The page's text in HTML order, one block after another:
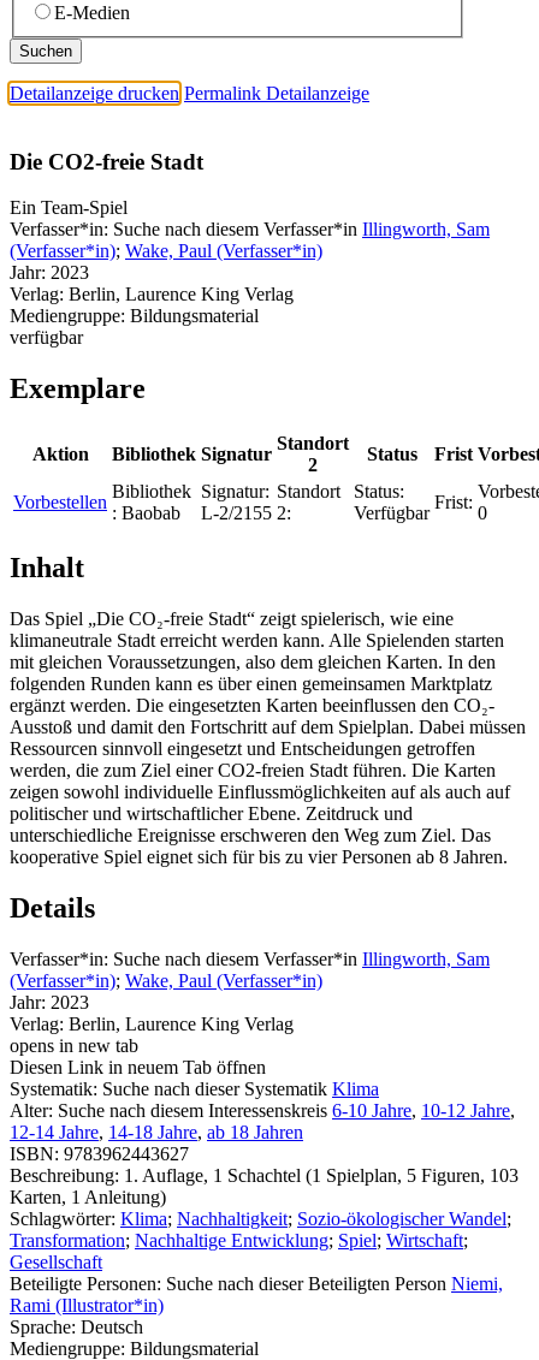
E-Medien
Detailanzeige drucken Permalink Detailanzeige
Die CO2-freie Stadt
Ein Team-Spiel
Verfasser*in: Suche nach diesem Verfasser*in Illingworth, Sam
(Verfasser*in); Wake, Paul (Verfasser*in)
Jahr: 2023
Verlag: Berlin, Laurence King Verlag
Mediengruppe: Bildungsmaterial
verfügbar
Exemplare
Aktion Bibliothek Signatur
Standort
2
Status Frist
Vorbestellen
Bibliothek
: Baobab
Signatur:
L-2/2155
Standort
2:
Status:
Verfügbar
Frist:
0
Inhalt
Das Spiel „Die CO₂-freie Stadt“ zeigt spielerisch, wie eine
klimaneutrale Stadt erreicht werden kann. Alle Spielenden starten
mit gleichen Voraussetzungen, also dem gleichen Karten. In den
folgenden Runden kann es über einen gemeinsamen Marktplatz
ergänzt werden. Die eingesetzten Karten beeinflussen den CO₂-
Ausstoß und damit den Fortschritt auf dem Spielplan. Dabei müssen
Ressourcen sinnvoll eingesetzt und Entscheidungen getroffen
werden, die zum Ziel einer CO2-freien Stadt führen. Die Karten
zeigen sowohl individuelle Einflussmöglichkeiten auf als auch auf
politischer und wirtschaftlicher Ebene. Zeitdruck und
unterschiedliche Ereignisse erschweren den Weg zum Ziel. Das
kooperative Spiel eignet sich für bis zu vier Personen ab 8 Jahren.
Details
Verfasser*in: Suche nach diesem Verfasser*in Illingworth, Sam
(Verfasser*in); Wake, Paul (Verfasser*in)
Jahr: 2023
Verlag: Berlin, Laurence King Verlag
opens in new tab
Diesen Link in neuem Tab öffnen
Systematik: Suche nach dieser Systematik Klima
Alter: Suche nach diesem Interessenskreis 6-10 Jahre, 10-12 Jahre,
12-14 Jahre, 14-18 Jahre, ab 18 Jahren
ISBN: 9783962443627
Beschreibung: 1. Auflage, 1 Schachtel (1 Spielplan, 5 Figuren, 103
Karten, 1 Anleitung)
Schlagwörter: Klima; Nachhaltigkeit; Sozio-ökologischer Wandel;
Transformation; Nachhaltige Entwicklung; Spiel; Wirtschaft;
Gesellschaft
Beteiligte Personen: Suche nach dieser Beteiligten Person Niemi,
Rami (Illustrator*in)
Sprache: Deutsch
Mediengruppe: Bildungsmaterial